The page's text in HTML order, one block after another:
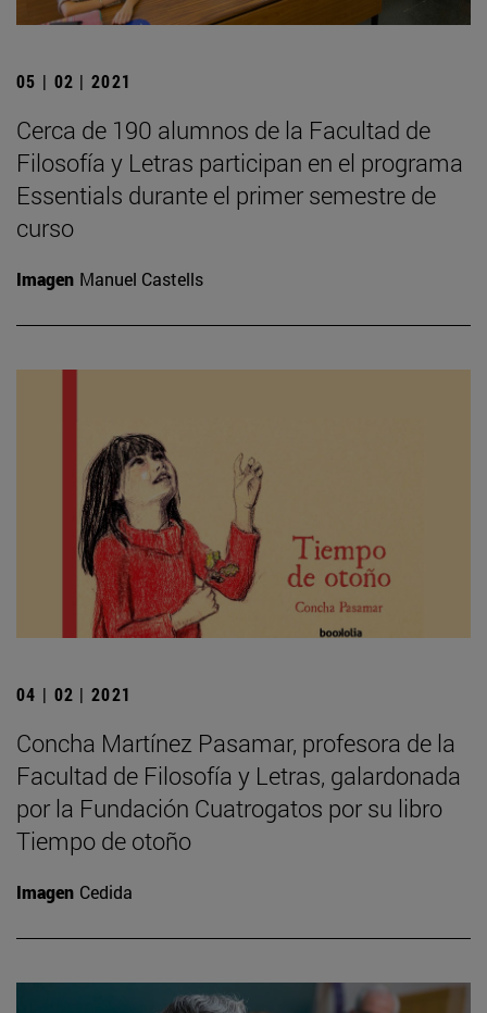
05 | 02 | 2021
Cerca de 190 alumnos de la Facultad de
Filosofía y Letras participan en el programa
Essentials durante el primer semestre de
curso
Imagen Manuel Castells
04 | 02 | 2021
Concha Martínez Pasamar, profesora de la
Facultad de Filosofía y Letras, galardonada
por la Fundación Cuatrogatos por su libro
Tiempo de otoño
Imagen Cedida